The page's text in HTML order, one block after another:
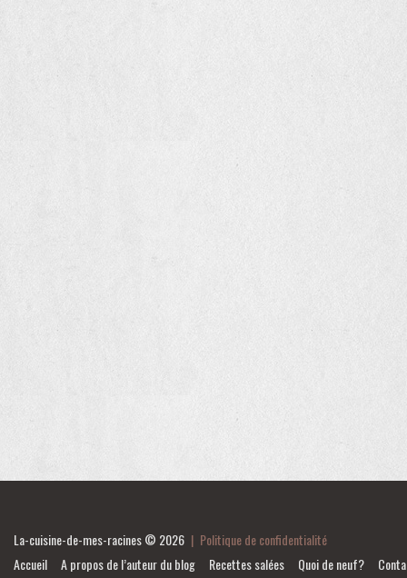
La-cuisine-de-mes-racines© 2026 | Politique de confidentialité
Accueil
A propos de l’auteur du blog Recettes salées Quoi de neuf?